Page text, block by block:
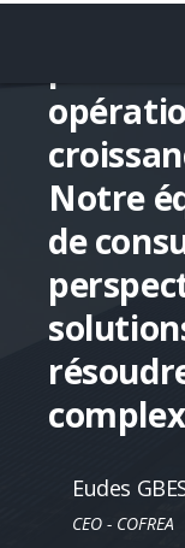
Nous
par
Notre
de
Eudes
CEO - COFREA